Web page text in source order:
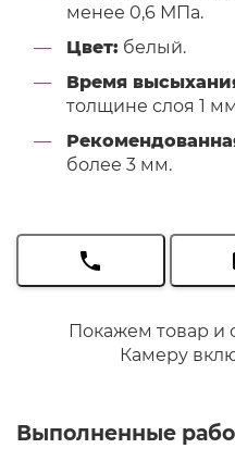
менее 0,6 МПа.
Цвет: белый.
Время
толщине слоя 1
более 3 мм.
Покажем товар и
Камеру
Выполненные